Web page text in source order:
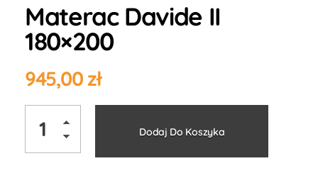
Materac Davide II
180×200
945,00zł
Dodaj Do Koszyka